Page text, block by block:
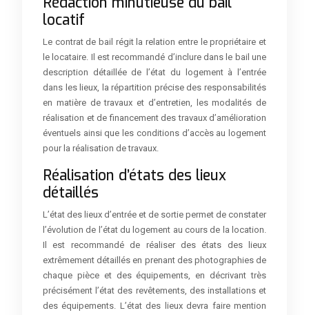
locatif
Le contrat de bail régit la relation entre le propriétaire et
le locataire. Il est recommandé d’inclure dans le bail une
description détaillée de l’état du logement à l’entrée
dans les lieux, la répartition précise des responsabilités
en matière de travaux et d’entretien, les modalités de
réalisation et de financement des travaux d’amélioration
éventuels ainsi que les conditions d’accès au logement
pour la réalisation de travaux.
Réalisation d’états des lieux
détaillés
L’état des lieux d’entrée et de sortie permet de constater
l’évolution de l’état du logement au cours de la location.
Il est recommandé de réaliser des états des lieux
extrêmement détaillés en prenant des photographies de
chaque pièce et des équipements, en décrivant très
précisément l’état des revêtements, des installations et
des équipements. L’état des lieux devra faire mention